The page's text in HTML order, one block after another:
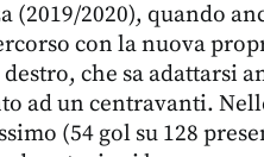
(2019/2020), quando
con la nuova
che sa adattarsi
ad un centravanti.
(54 gol su 128